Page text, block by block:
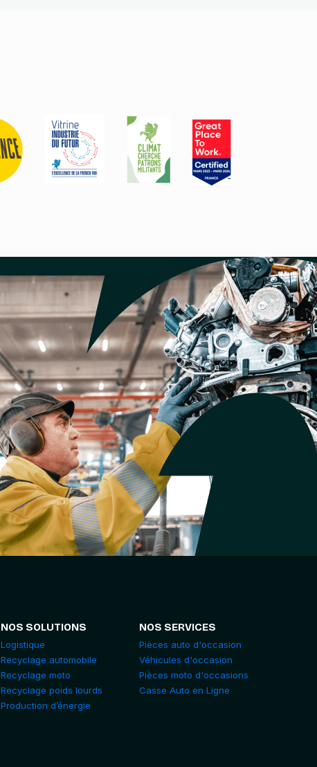
NOS SOLUTIONS
Logistique
Recyclage automobile
Recyclage moto
Recyclage poids lourds
Production d’énergie
NOS SERVICES
Pièces auto d'occasion
Véhicules d'occasion
Pièces moto d'occasions
Casse Auto en Ligne